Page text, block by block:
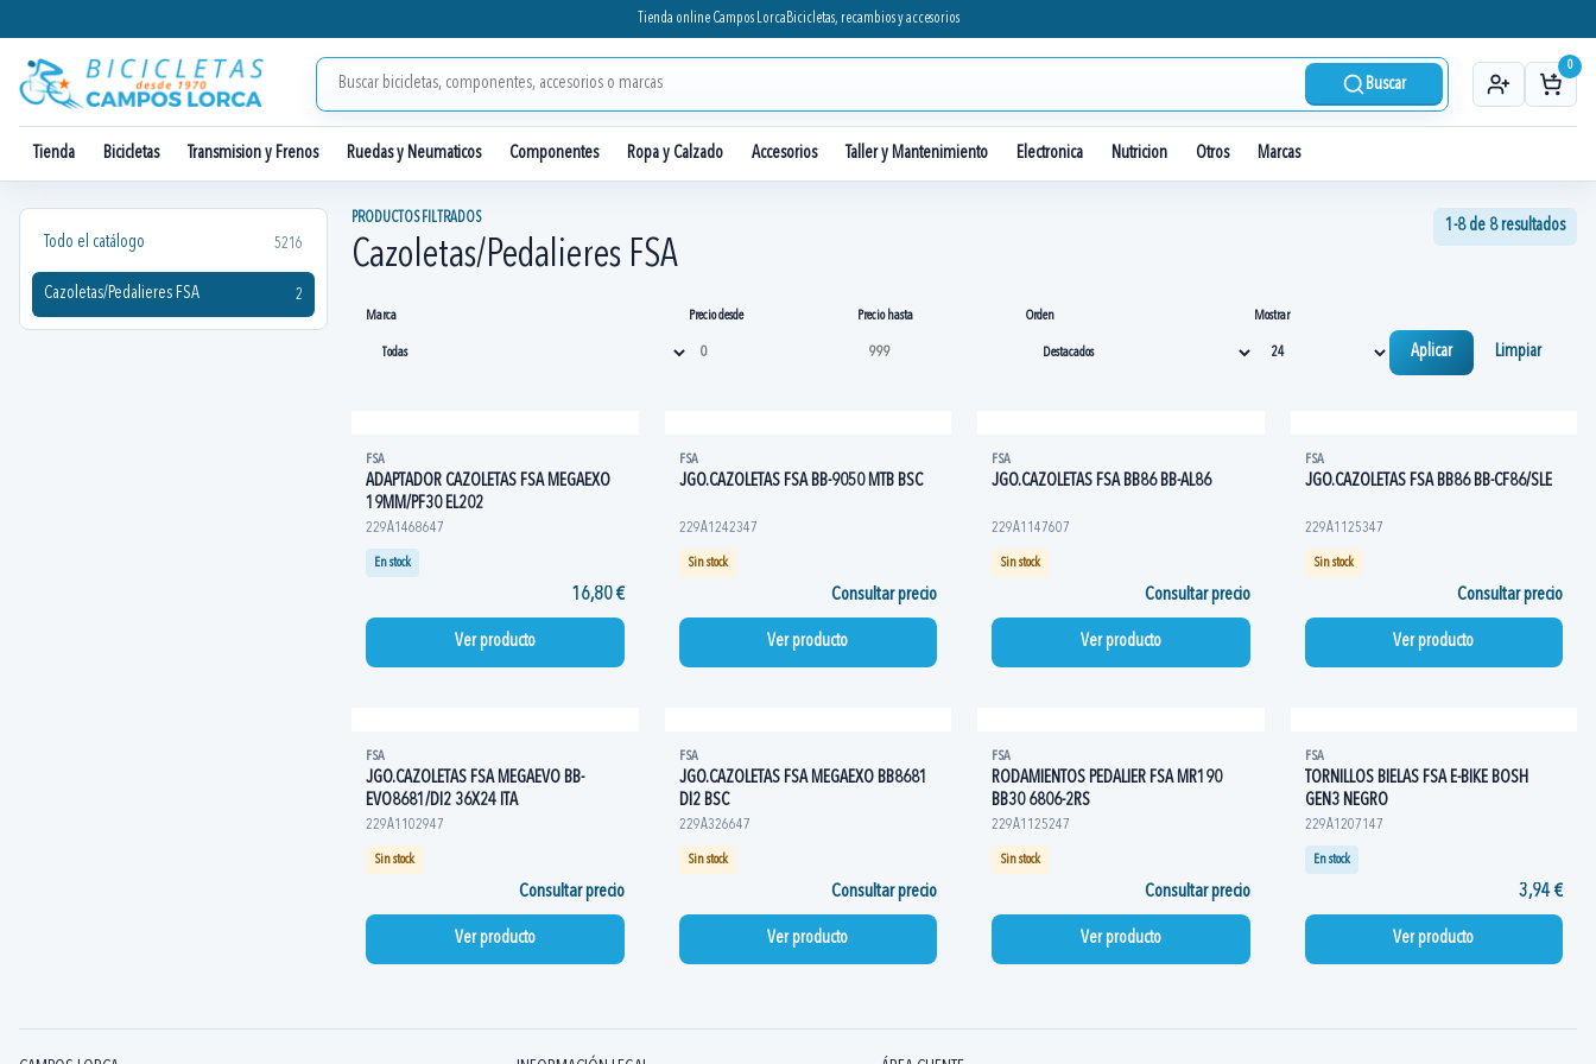
Tienda online Campos Lorca Bicicletas, recambios y accesorios
Buscar
0
Tienda Bicicletas Transmision y Frenos Ruedas y Neumaticos Componentes Ropa y Calzado Accesorios Taller y Mantenimiento Electronica Nutricion Otros Marcas
Todo el catálogo 5216
Cazoletas/Pedalieres FSA 2
PRODUCTOS FILTRADOS
Cazoletas/Pedalieres FSA
1-8 de 8 resultados
Marca Precio desde Precio hasta Orden Mostrar
Aplicar Limpiar
FSA
ADAPTADOR CAZOLETAS FSA MEGAEXO
19MM/PF30 EL202
229A1468647
En stock
16,80 €
Ver producto
FSA
JGO.CAZOLETAS FSA BB-9050 MTB BSC
229A1242347
Sin stock
Consultar precio
Ver producto
FSA
JGO.CAZOLETAS FSA BB86 BB-AL86
229A1147607
Sin stock
Consultar precio
Ver producto
FSA
JGO.CAZOLETAS FSA BB86 BB-CF86/SLE
229A1125347
Sin stock
Consultar precio
Ver producto
FSA
JGO.CAZOLETAS FSA MEGAEVO BB-
EVO8681/DI2 36X24 ITA
229A1102947
Sin stock
Consultar precio
Ver producto
FSA
JGO.CAZOLETAS FSA MEGAEXO BB8681
DI2 BSC
229A326647
Sin stock
Consultar precio
Ver producto
FSA
RODAMIENTOS PEDALIER FSA MR190
BB30 6806-2RS
229A1125247
Sin stock
Consultar precio
Ver producto
FSA
TORNILLOS BIELAS FSA E-BIKE BOSH
GEN3 NEGRO
229A1207147
En stock
3,94 €
Ver producto